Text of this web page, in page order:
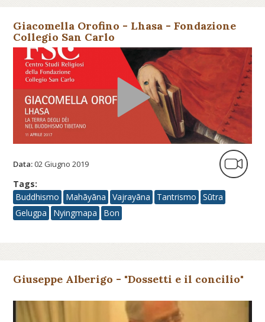
Giacomella Orofino - Lhasa - Fondazione
Collegio San Carlo
Data:02 Giugno 2019
Tags:
Buddhismo
Mahāyāna Vajrayāna Tantrismo
Sūtra
Gelugpa
Nyingmapa Bon
Giuseppe Alberigo - "Dossetti e il concilio"